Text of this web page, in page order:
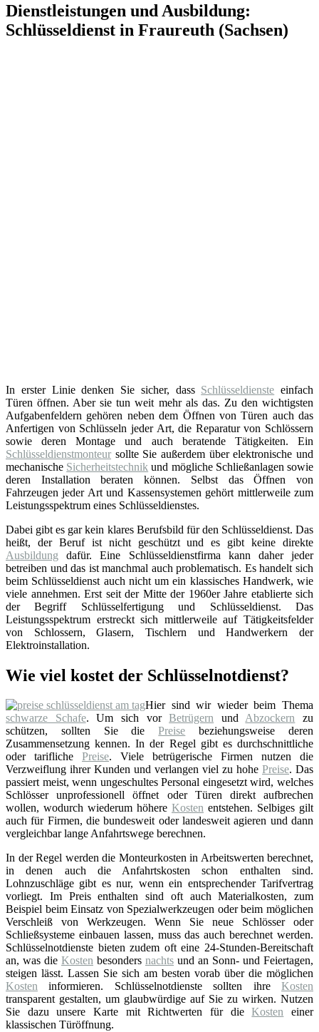
Dienstleistungen und Ausbildung:
Schlüsseldienst in Fraureuth (Sachsen)
In erster Linie denken Sie sicher, dass Schlüsseldienste einfach
Türen öffnen. Aber sie tun weit mehr als das. Zu den wichtigsten
Aufgabenfeldern gehören neben dem Öffnen von Türen auch das
Anfertigen von Schlüsseln jeder Art, die Reparatur von Schlössern
sowie deren Montage und auch beratende Tätigkeiten. Ein
Schlüsseldienstmonteur sollte Sie außerdem über elektronische und
mechanische Sicherheitstechnik und mögliche Schließanlagen sowie
deren Installation beraten können. Selbst das Öffnen von
Fahrzeugen jeder Art und Kassensystemen gehört mittlerweile zum
Leistungsspektrum eines Schlüsseldienstes.
Dabei gibt es gar kein klares Berufsbild für den Schlüsseldienst. Das
heißt, der Beruf ist nicht geschützt und es gibt keine direkte
Ausbildung dafür. Eine Schlüsseldienstfirma kann daher jeder
betreiben und das ist manchmal auch problematisch. Es handelt sich
beim Schlüsseldienst auch nicht um ein klassisches Handwerk, wie
viele annehmen. Erst seit der Mitte der 1960er Jahre etablierte sich
der Begriff Schlüsselfertigung und Schlüsseldienst. Das
Leistungsspektrum erstreckt sich mittlerweile auf Tätigkeitsfelder
von Schlossern, Glasern, Tischlern und Handwerkern der
Elektroinstallation.
Wie viel kostet der Schlüsselnotdienst?
Hier sind wir wieder beim Thema
schwarze Schafe. Um sich vorBetrügern undAbzockern zu
schützen, sollten Sie diePreise beziehungsweise deren
Zusammensetzung kennen. In der Regel gibt es durchschnittliche
oder tarifliche Preise. Viele betrügerische Firmen nutzen die
Verzweiflung ihrer Kunden und verlangen viel zu hohe Preise. Das
passiert meist, wenn ungeschultes Personal eingesetzt wird, welches
Schlösser unprofessionell öffnet oder Türen direkt aufbrechen
wollen, wodurch wiederum höhere Kosten entstehen. Selbiges gilt
auch für Firmen, die bundesweit oder landesweit agieren und dann
vergleichbar lange Anfahrtswege berechnen.
In der Regel werden die Monteurkosten in Arbeitswerten berechnet,
in denen auch die Anfahrtskosten schon enthalten sind.
Lohnzuschläge gibt es nur, wenn ein entsprechender Tarifvertrag
vorliegt. Im Preis enthalten sind oft auch Materialkosten, zum
Beispiel beim Einsatz von Spezialwerkzeugen oder beim möglichen
Verschleiß von Werkzeugen. Wenn Sie neue Schlösser oder
Schließsysteme einbauen lassen, muss das auch berechnet werden.
Schlüsselnotdienste bieten zudem oft eine 24-Stunden-Bereitschaft
an, was die Kosten besonders nachts und an Sonn- und Feiertagen,
steigen lässt. Lassen Sie sich am besten vorab über die möglichen
Kosten informieren. Schlüsselnotdienste sollten ihre Kosten
transparent gestalten, um glaubwürdige auf Sie zu wirken. Nutzen
Sie dazu unsere Karte mit Richtwerten für dieKosten einer
klassischen Türöffnung.